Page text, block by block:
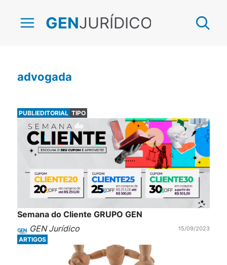
GENJURÍDICO
advogada
PUBLIEDITORIAL TIPO
Semana do Cliente GRUPO GEN
GEN Jurídico
15/09/2023
ARTIGOS